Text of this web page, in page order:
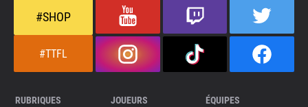
#SHOP
#TTFL
RUBRIQUES
JOUEURS ÉQUIPES